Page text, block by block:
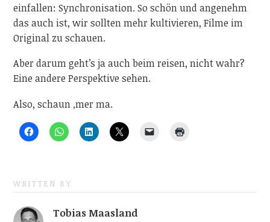
einfallen: Synchronisation. So schön und angenehm
das auch ist, wir sollten mehr kultivieren, Filme im
Original zu schauen.
Aber darum geht’s ja auch beim reisen, nicht wahr?
Eine andere Perspektive sehen.
Also, schaun ‚mer ma.
WRITTEN BY
Tobias Maasland